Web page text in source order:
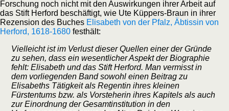
Forschung noch nicht mit den Auswirkungen ihrer Arbeit auf
das Stift Herford beschäftigt, wie Ute Küppers-Braun in ihrer
Rezension des Buches Elisabeth von der Pfalz, Äbtissin von
Herford, 1618-1680 festhält:
Vielleicht ist im Verlust dieser Quellen einer der Gründe
zu sehen, dass ein wesentlicher Aspekt der Biographie
fehlt: Elisabeth und das Stift Herford. Man vermisst in
dem vorliegenden Band sowohl einen Beitrag zu
Elisabeths Tätigkeit als Regentin ihres kleinen
Fürstentums bzw. als Vorsteherin ihres Kapitels als auch
zur Einordnung der Gesamtinstitution in den